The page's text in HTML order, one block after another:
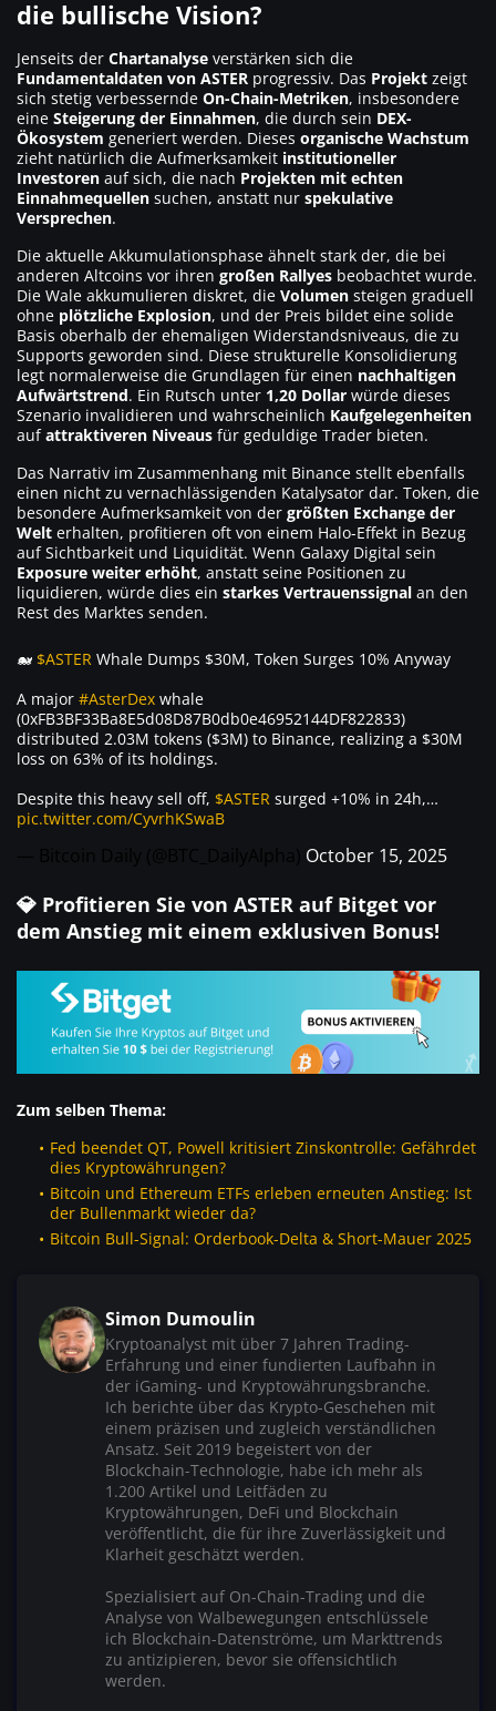
die bullische Vision?
Jenseits der Chartanalyse verstärken sich die
Fundamentaldaten von ASTER progressiv. Das Projekt zeigt
sich stetig verbessernde On-Chain-Metriken, insbesondere
eine Steigerung der Einnahmen, die durch sein DEX-
Ökosystem generiert werden. Dieses organische Wachstum
zieht natürlich die Aufmerksamkeit institutioneller
Investoren auf sich, die nach Projekten mit echten
Einnahmequellen suchen, anstatt nur spekulative
Versprechen.
Die aktuelle Akkumulationsphase ähnelt stark der, die bei
anderen Altcoins vor ihren großen Rallyes beobachtet wurde.
Die Wale akkumulieren diskret, die Volumen steigen graduell
ohne plötzliche Explosion, und der Preis bildet eine solide
Basis oberhalb der ehemaligen Widerstandsniveaus, die zu
Supports geworden sind. Diese strukturelle Konsolidierung
legt normalerweise die Grundlagen für einen nachhaltigen
Aufwärtstrend. Ein Rutsch unter 1,20 Dollar würde dieses
Szenario invalidieren und wahrscheinlich Kaufgelegenheiten
aufattraktiveren Niveaus für geduldige Trader bieten.
Das Narrativ im Zusammenhang mit Binance stellt ebenfalls
einen nicht zu vernachlässigenden Katalysator dar. Token, die
besondere Aufmerksamkeit von der größten Exchange der
Welt erhalten, profitieren oft von einem Halo-Effekt in Bezug
auf Sichtbarkeit und Liquidität. Wenn Galaxy Digital sein
Exposure weiter erhöht, anstatt seine Positionen zu
liquidieren, würde dies ein starkes Vertrauenssignal an den
Rest des Marktes senden.
🐋 $ASTER Whale Dumps $30M, Token Surges 10% Anyway
A major #AsterDex whale
(0xFB3BF33Ba8E5d08D87B0db0e46952144DF822833)
distributed 2.03M tokens ($3M) to Binance, realizing a $30M
loss on 63% of its holdings.
Despite this heavy sell off, $ASTER surged +10% in 24h,…
pic.twitter.com/CyvrhKSwaB
October 15, 2025
💎 Profitieren Sie von ASTER auf Bitget vor
dem Anstieg mit einem exklusiven Bonus!
Zum selben Thema:
Fed beendet QT, Powell kritisiert Zinskontrolle: Gefährdet
dies Kryptowährungen?
Bitcoin und Ethereum ETFs erleben erneuten Anstieg: Ist
der Bullenmarkt wieder da?
Bitcoin Bull-Signal: Orderbook-Delta & Short-Mauer 2025
Simon Dumoulin
Kryptoanalyst mit über 7 Jahren Trading-
Erfahrung und einer fundierten Laufbahn in
der iGaming- und Kryptowährungsbranche.
Ich berichte über das Krypto-Geschehen mit
einem präzisen und zugleich verständlichen
Ansatz. Seit 2019 begeistert von der
Blockchain-Technologie, habe ich mehr als
1.200 Artikel und Leitfäden zu
Kryptowährungen, DeFi und Blockchain
veröffentlicht, die für ihre Zuverlässigkeit und
Klarheit geschätzt werden.
Spezialisiert auf On-Chain-Trading und die
Analyse von Walbewegungen entschlüssele
ich Blockchain-Datenströme, um Markttrends
zu antizipieren, bevor sie offensichtlich
werden.